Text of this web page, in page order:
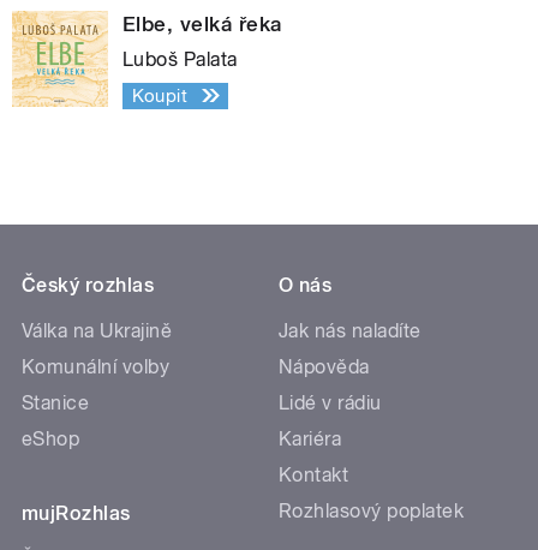
Elbe, velká řeka
Luboš Palata
Koupit
Český rozhlas
Válka na Ukrajině
Komunální volby
Stanice
eShop
mujRozhlas
O nás
Jak nás naladíte
Nápověda
Lidé v rádiu
Kariéra
Kontakt
Rozhlasový poplatek